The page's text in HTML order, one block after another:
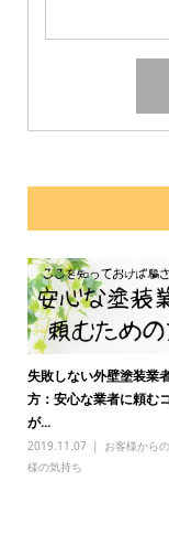
失敗しない外壁塗装業
方：安心な業者に頼む
が...
2019.11.07 お客様から
様の気持ち